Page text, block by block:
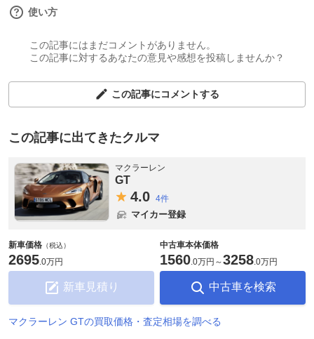
使い方
この記事にはまだコメントがありません。
この記事に対するあなたの意見や感想を投稿しませんか？
この記事にコメントする
この記事に出てきたクルマ
マクラーレン
GT
4.0 4件
マイカー登録
新車価格 （税込）
2695.0万円
新車見積り
中古車本体価格
1560.0万円 ～3258.0万円
中古車を検索
マクラーレン GTの買取価格・査定相場を調べる